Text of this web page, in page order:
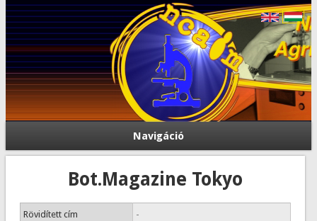
Navigáció
Bot.Magazine Tokyo
Rövidített cím -